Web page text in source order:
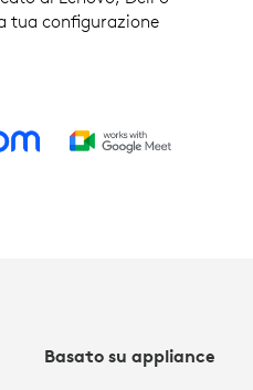
tua configurazione
Basato su appliance